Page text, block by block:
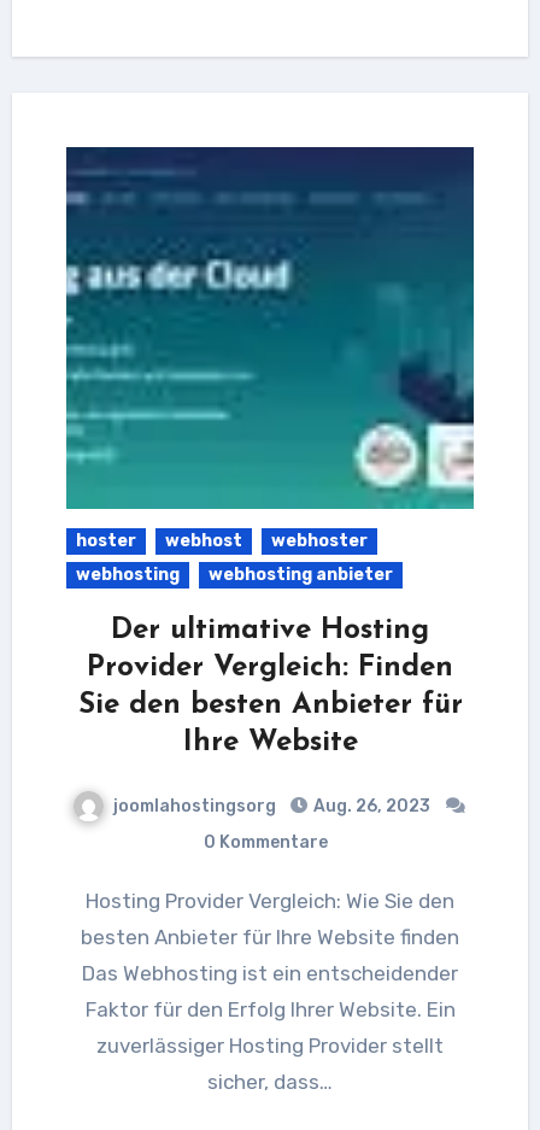
hoster webhost
webhoster
webhosting
webhosting anbieter
Der ultimative Hosting
Provider Vergleich: Finden
Sie den besten Anbieter für
Ihre Website
joomlahostingsorg
Aug. 26, 2023
0 Kommentare
Hosting Provider Vergleich: Wie Sie den
besten Anbieter für Ihre Website finden
Das Webhosting ist ein entscheidender
Faktor für den Erfolg Ihrer Website. Ein
zuverlässiger Hosting Provider stellt
sicher, dass…